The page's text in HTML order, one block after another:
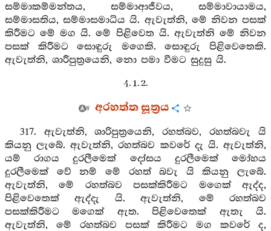
සම්මාකම්මන්තය, සම්මාආජීවය, සම්මාවායාමය,
සම්මාසතිය, සම්මාසමාධිය යි. ඇවැත්නි, මේ නිවන පසක්
කිරීමට මේ මග යි. මේ පිළිවෙත යි. ඇවැත්නි මේ නිවන
පසක් කිරීමට සොඳුරු මගෙකි. සොඳුරු පිළිවෙතෙකි.
ඇවැත්නි, ශාරීපුත්‍රයෙනි, නො පමා වීමට සුදුසු යි.
4. 1. 2.
අරහත්ත සූත්‍රය
317. ඇවැත්නි, ශාරිපුත්‍රයෙනි, රහත්බව, රහත්බවැ යි
කියනු ලැබේ. ඇවැත්නි, රහත්බව කවරේ දැ යි. ඇවැත්නි,
යම් රාගය දුරලීමෙක් දෝසය දුරලීමෙක් මෝහය
දුරලීමෙක් වේ නම් මේ රහත් බවැ යි කියනු ලැබේ.
ඇවැත්නි, මේ රහත්බව පසක්කිරීමට මගෙක් ඇද්ද,
පිළිවෙතෙක් ඇද්දැ යි. ඇවැත්නි, මේ රහත්බව
පසක්කිරීමට මගෙක් ඇත. පිළිවෙතෙක් ඇතැ යි.
ඇවැත්නි, මේ රහත්බව පසක් කිරීමට මග කවරේ ද,